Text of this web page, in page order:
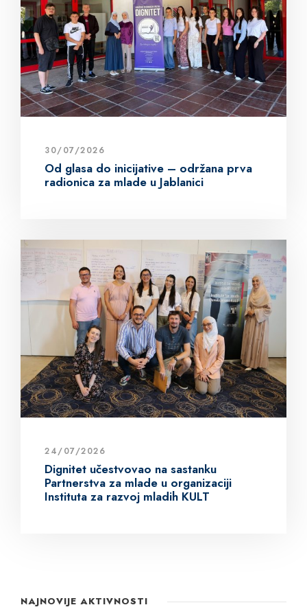
30/07/2026
Od glasa do inicijative – održana prva
radionica za mlade u Jablanici
24/07/2026
Dignitet učestvovao na sastanku
Partnerstva za mlade u organizaciji
Instituta za razvoj mladih KULT
NAJNOVIJE AKTIVNOSTI